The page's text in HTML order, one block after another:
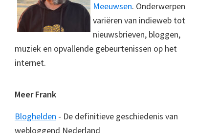
Meeuwsen. Onderwerpen
variëren van indieweb tot
nieuwsbrieven, bloggen,
muziek en opvallende gebeurtenissen op het
internet.
Meer Frank
Bloghelden - De definitieve geschiedenis van
webloggend Nederland